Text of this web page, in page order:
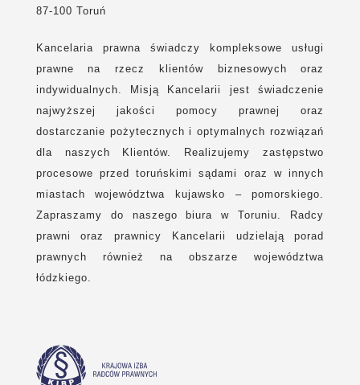
87-100 Toruń
Kancelaria prawna świadczy kompleksowe usługi
prawne na rzecz klientów biznesowych oraz
indywidualnych. Misją Kancelarii jest świadczenie
najwyższej jakości pomocy prawnej oraz
dostarczanie pożytecznych i optymalnych rozwiązań
dla naszych Klientów. Realizujemy zastępstwo
procesowe przed toruńskimi sądami oraz w innych
miastach województwa kujawsko – pomorskiego.
Zapraszamy do naszego biura w Toruniu. Radcy
prawni oraz prawnicy Kancelarii udzielają porad
prawnych również na obszarze województwa
łódzkiego.